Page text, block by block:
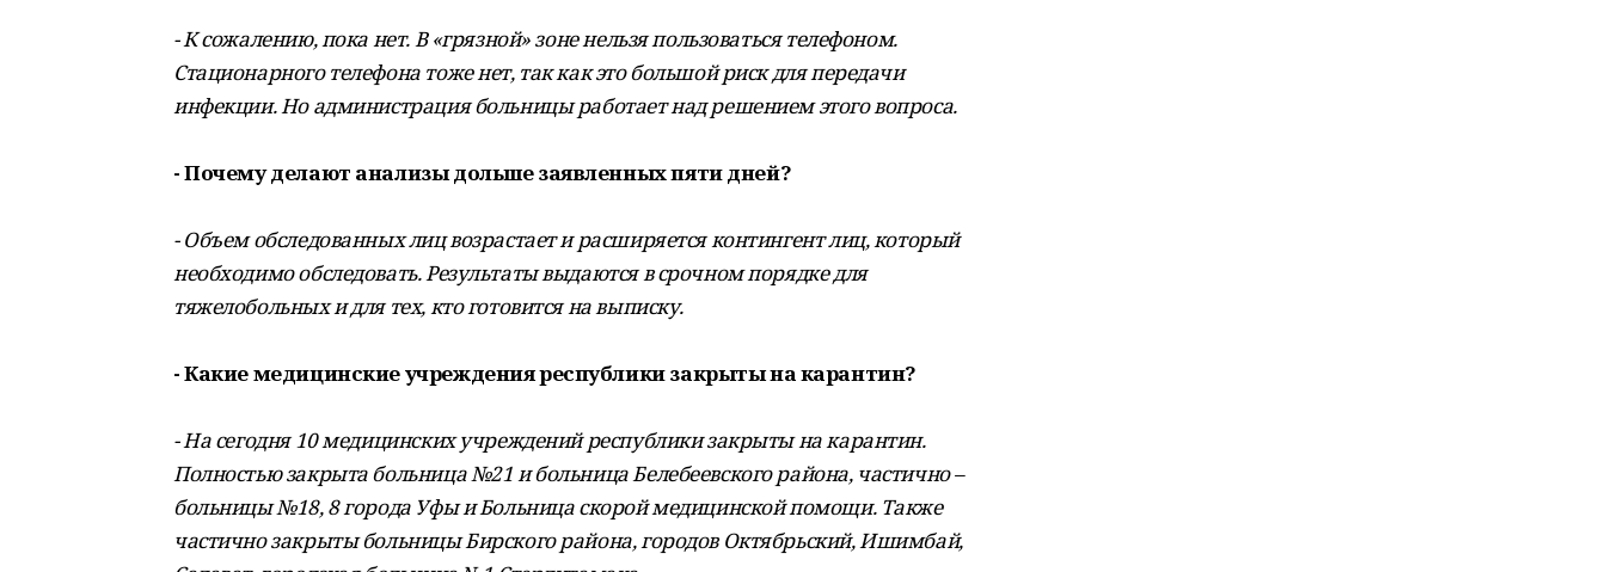
- К сожалению, пока нет. В «грязной» зоне нельзя пользоваться телефоном.
Стационарного телефона тоже нет, так как это большой риск для передачи
инфекции. Но администрация больницы работает над решением этого вопроса.
- Почему делают анализы дольше заявленных пяти дней?
- Объем обследованных лиц возрастает и расширяется контингент лиц, который
необходимо обследовать. Результаты выдаются в срочном порядке для
тяжелобольных и для тех, кто готовится на выписку.
- Какие медицинские учреждения республики закрыты на карантин?
- На сегодня 10 медицинских учреждений республики закрыты на карантин.
Полностью закрыта больница №21 и больница Белебеевского района, частично –
больницы №18, 8 города Уфы и Больница скорой медицинской помощи. Также
частично закрыты больницы Бирского района, городов Октябрьский, Ишимбай,